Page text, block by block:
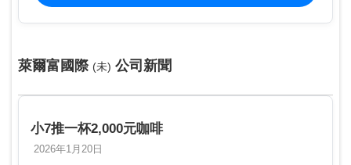
萊爾富國際 (未) 公司新聞
小7推一杯2,000元咖啡
2026年1月20日